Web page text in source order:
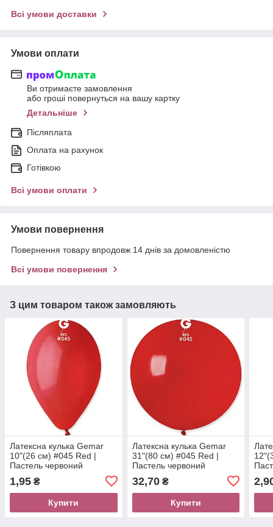
Всі умови доставки
Умови оплати
Ви отримаєте замовлення
або гроші повернуться на вашу картку
Детальніше
Післяплата
Оплата на рахунок
Готівкою
Всі умови оплати
Умови повернення
Повернення товару впродовж 14 днів за домовленістю
Всі умови повернення
З цим товаром також замовляють
Латексна кулька Gemar
10"(26 см) #045 Red |
Пастель червоний
1,95 ₴
Купити
Латексна кулька Gemar
31"(80 см) #045 Red |
Пастель червоний
32,70₴
Купити